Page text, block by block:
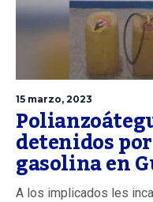
15 marzo, 2023
detenidos
gasolina en
A los implicados les